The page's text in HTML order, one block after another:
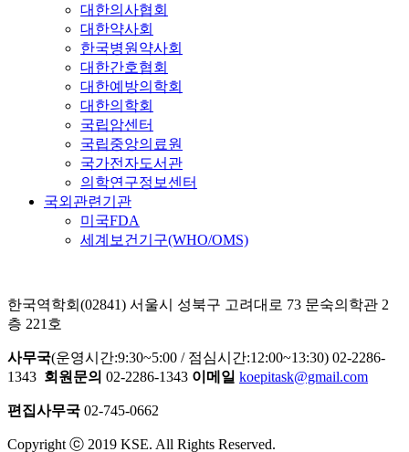
대한의사협회
대한약사회
한국병원약사회
대한간호협회
대한예방의학회
대한의학회
국립암센터
국립중앙의료원
국가전자도서관
의학연구정보센터
국외관련기관
미국FDA
세계보건기구(WHO/OMS)
한국역학회(02841) 서울시 성북구 고려대로 73 문숙의학관 2
층 221호
사무국(운영시간:9:30~5:00 / 점심시간:12:00~13:30) 02-2286-
1343 회원문의 02-2286-1343 이메일 koepitask@gmail.com
편집사무국 02-745-0662
Copyright ⓒ 2019 KSE. All Rights Reserved.